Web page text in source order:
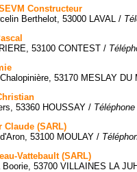
Constructeur
Berthelot, 53000 LAVAL /
53100 CONTEST /
53170 MESLAY DU
53360 HOUSSAY /
Claude (SARL)
53100 MOULAY /
Vattebault (SARL)
Boorie, 53700 VILLAINES LA